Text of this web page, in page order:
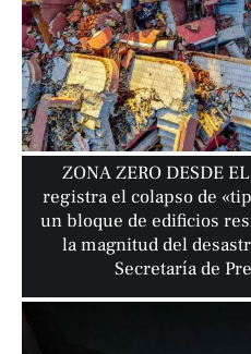
ZONA ZERO DESDE
registra el colapso de
un bloque de edificios
la magnitud del
Secretaría de